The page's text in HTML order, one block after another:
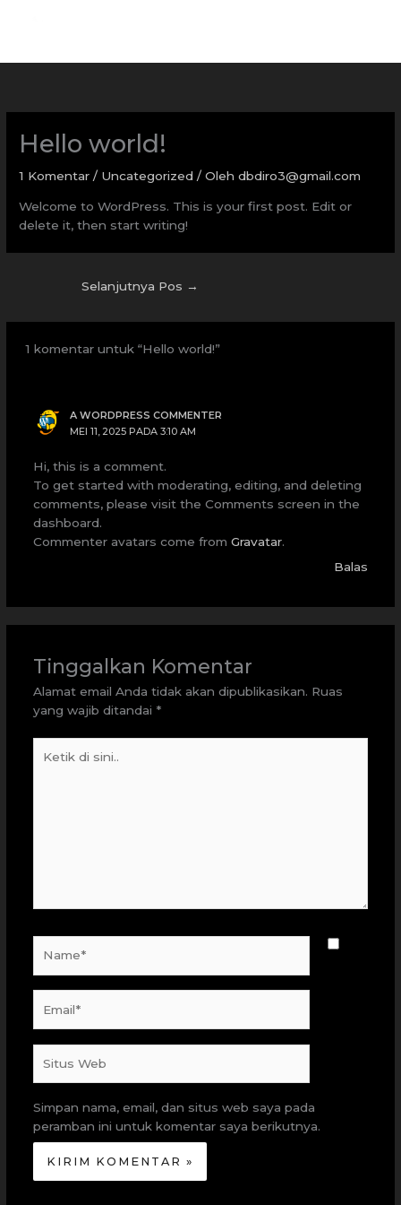
Hello world!
1 Komentar / Uncategorized / Olehdbdiro3@gmail.com
Welcome to WordPress. This is your first post. Edit or
delete it, then start writing!
Selanjutnya Pos →
1 komentar untuk “Hello world!”
A WORDPRESS COMMENTER
MEI 11, 2025 PADA 3:10 AM
Hi, this is a comment.
To get started with moderating, editing, and deleting
comments, please visit the Comments screen in the
dashboard.
Commenter avatars come from Gravatar.
Balas
Tinggalkan Komentar
Alamat email Anda tidak akan dipublikasikan. Ruas
yang wajib ditandai *
Web
Simpan nama, email, dan situs web saya pada
peramban ini untuk komentar saya berikutnya.